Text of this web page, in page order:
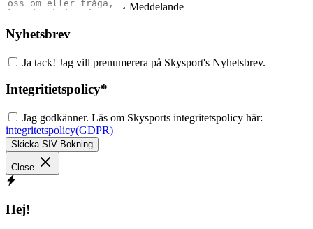
Meddelande
Nyhetsbrev
Ja tack! Jag vill prenumerera på Skysport's Nyhetsbrev.
Integritietspolicy*
Jag godkänner. Läs om Skysports integritetspolicy här:
integritetspolicy(GDPR)
Skicka SIV Bokning
Close
Hej!